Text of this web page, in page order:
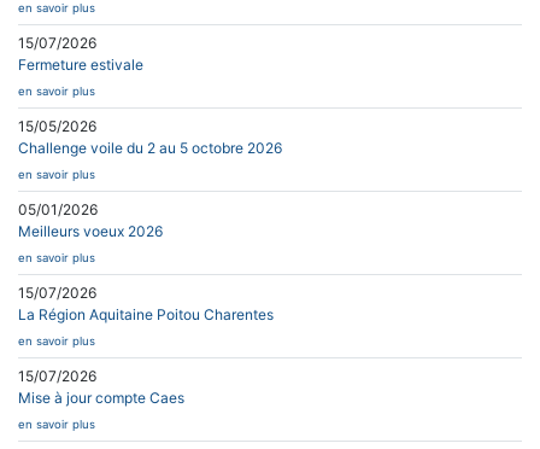
en savoir plus
15/07/2026
Fermeture estivale
en savoir plus
15/05/2026
Challenge voile du 2 au 5 octobre 2026
en savoir plus
05/01/2026
Meilleurs voeux 2026
en savoir plus
15/07/2026
La Région Aquitaine Poitou Charentes
en savoir plus
15/07/2026
Mise à jour compte Caes
en savoir plus